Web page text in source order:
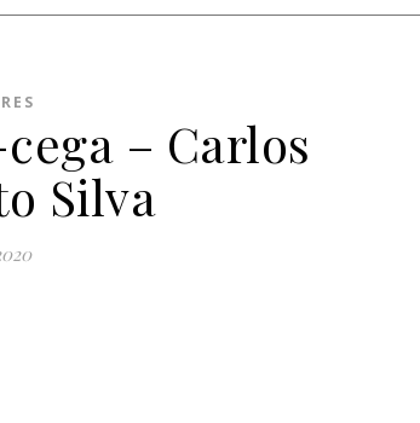
– Carlos
Silva